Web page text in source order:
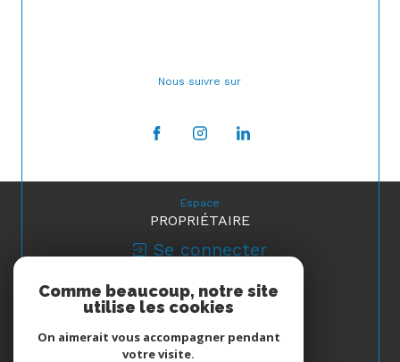
Nous suivre sur
Espace
PROPRIÉTAIRE
Se connecter
Nous
ADHÉRONS
Comme beaucoup, notre site
utilise les cookies
On aimerait vous accompagner pendant
votre visite.